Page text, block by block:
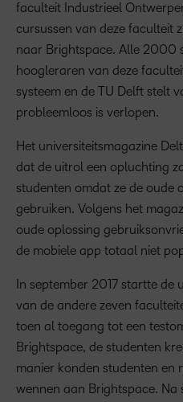
faculteit Industrieel
cursussen van deze faculteit
naar Brightspace. Alle 2000
hoogleraren van deze
systeem en de TU Delft stelt
probleemloos is verlopen.
Het universiteitsmagazine
dat de uitrol een opluchting
studenten omdat ze de oude
gebruiken. Volgens het
oude oplossing
de mobiele app totaal niet
In september 2017 startte de
van de andere zeven
toen al toegang tot een
Brightspace, de studenten
manier konden studenten en
wennen aan Brightspace. Na